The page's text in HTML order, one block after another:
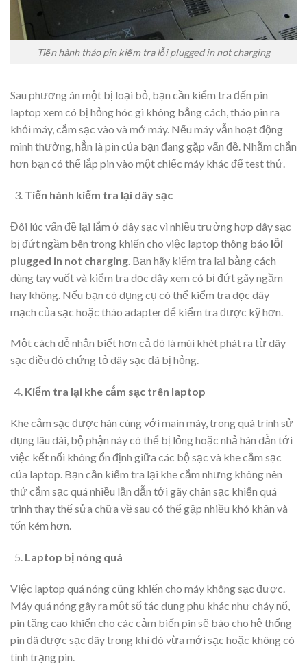
Tiến hành tháo pin kiểm tra lỗi plugged in not charging
Sau phương án một bị loại bỏ, bạn cần kiểm tra đến pin
laptop xem có bị hỏng hóc gì không bằng cách, tháo pin ra
khỏi máy, cắm sạc vào và mở máy. Nếu máy vẫn hoạt động
mình thường, hẳn là pin của bạn đang gặp vấn đề. Nhằm chắn
hơn bạn có thể lắp pin vào một chiếc máy khác để test thử.
Tiến hành kiểm tra lại dây sạc
Đôi lúc vấn đề lại lắm ở dây sạc vì nhiều trường hợp dây sạc
bị đứt ngầm bên trong khiến cho việc laptop thông báo lỗi
plugged in not charging . Bạn hãy kiểm tra lại bằng cách
dùng tay vuốt và kiểm tra dọc dây xem có bị đứt gãy ngầm
hay không. Nếu bạn có dụng cụ có thể kiểm tra dọc dây
mạch của sạc hoặc tháo adapter để kiểm tra được kỹ hơn.
Một cách dễ nhận biết hơn cả đó là mùi khét phát ra từ dây
sạc điều đó chứng tỏ dây sạc đã bị hỏng.
Kiểm tra lại khe cắm sạc trên laptop
Khe cắm sạc được hàn cùng với main máy, trong quá trình sử
dụng lâu dài, bộ phận này có thể bị lỏng hoặc nhả hàn dẫn tới
việc kết nối không ổn định giữa các bộ sạc và khe cắm sạc
của laptop. Bạn cần kiểm tra lại khe cắm nhưng không nên
thử cắm sạc quá nhiều lần dẫn tới gãy chân sạc khiến quá
trình thay thế sửa chữa về sau có thể gặp nhiều khó khăn và
tốn kém hơn.
Laptop bị nóng quá
Việc laptop quá nóng cũng khiến cho máy không sạc được.
Máy quá nóng gây ra một số tác dụng phụ khác như cháy nổ,
pin tăng cao khiến cho các cảm biến pin sẽ báo cho hệ thống
pin đã được sạc đây trong khí đó vừa mới sạc hoặc không có
tình trạng pin.